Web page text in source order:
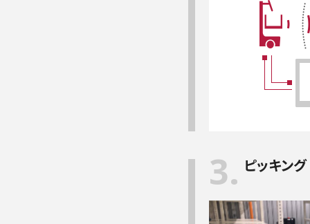
3. ピッキング